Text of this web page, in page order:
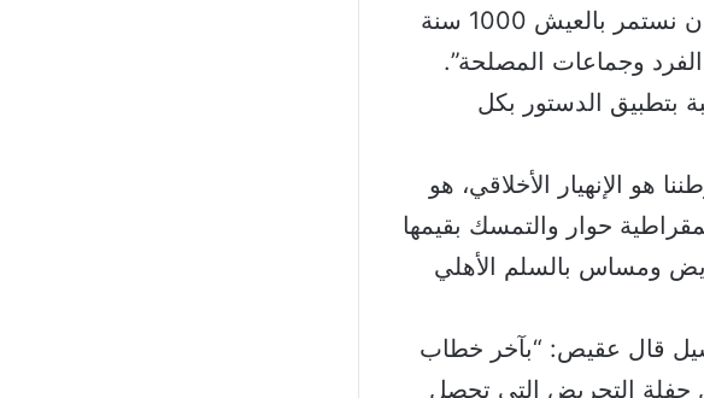
المشترك، وكما عشنا سويًا من 1000 سنة بمقدورنا ان نستمر بالعيش 1000 سنة
وجماعات المصلحة”.
بتطبيق الدستور بكل
هو الإنهيار الأخلاقي، هو
حوار والتمسك بقيمها
ومساس بالسلم الأهلي
قال عقيص: “بآخر خطاب
حفلة التحريض التي تحصل